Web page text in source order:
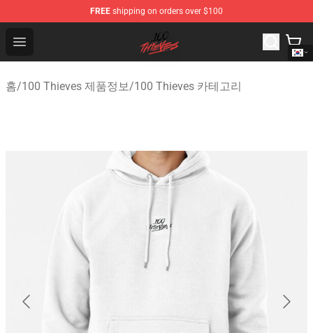
FREE shipping on orders over $100
Open menu
100 Thieves Shop - Official 100 Thieves Merchandise
홈/100 Thieves 제품정보/100 Thieves 카테고리